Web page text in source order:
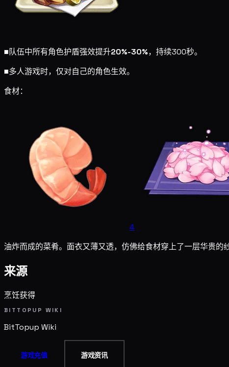
■队伍中所有角色护盾强效提升20%-30%，持续300秒。
■多人游戏时，仅对自己的角色生效。
食材：
4
油炸而成的菜肴。面衣又薄又透，仿佛给食材穿上了一层华贵
来源
烹饪获得
BITTOPUP WIKI
BitTopup Wiki
游戏充值 游戏资讯